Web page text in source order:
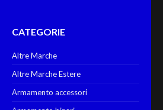
CATEGORIE
Altre Marche
Altre Marche Estere
Armamento accessori